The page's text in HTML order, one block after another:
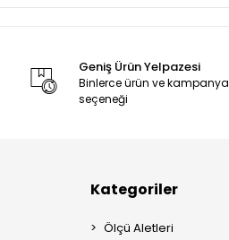
Geniş Ürün Yelpazesi
Binlerce ürün ve kampanya
seçeneği
Kategoriler
Ölçü Aletleri